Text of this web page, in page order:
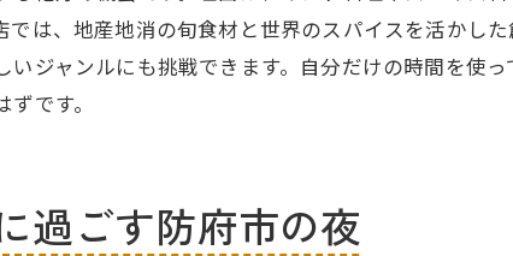
健康志向女子が選ぶビーガンひとり呑
新しい食文化と出会うビーガンひとり
は、地産地消の旬食材と世界のスパイスを活かし
ジャンルにも挑戦できます。自分だけの時間を使
です。
過ごす防府市の夜